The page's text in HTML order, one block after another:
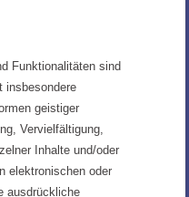
Funktionalitäten sind
insbesondere
geistiger
Vervielfältigung,
Inhalte und/oder
elektronischen oder
ausdrückliche